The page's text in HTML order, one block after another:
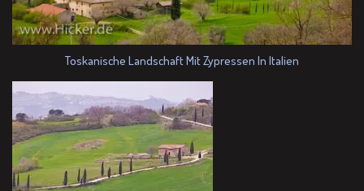
Toskanische Landschaft Mit Zypressen In Italien